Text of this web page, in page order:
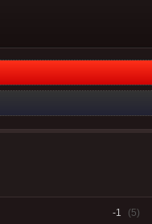
-1 (5)